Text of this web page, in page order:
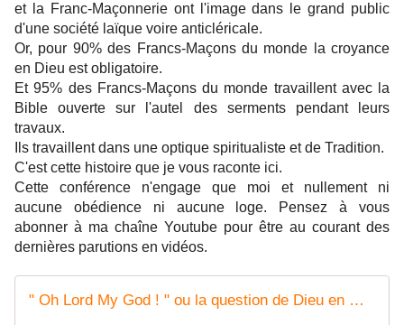
et la Franc-Maçonnerie ont l'image dans le grand public
d'une société laïque voire anticléricale.
Or, pour 90% des Francs-Maçons du monde la croyance
en Dieu est obligatoire.
Et 95% des Francs-Maçons du monde travaillent avec la
Bible ouverte sur l'autel des serments pendant leurs
travaux.
Ils travaillent dans une optique spiritualiste et de Tradition.
C'est cette histoire que je vous raconte ici.
Cette conférence n'engage que moi et nullement ni
aucune obédience ni aucune loge. Pensez à vous
abonner à ma chaîne Youtube pour être au courant des
dernières parutions en vidéos.
" Oh Lord My God ! " ou la question de Dieu en Grande Loge de France. - Bloc notes de Jean-Laurent sur les Spiritualités